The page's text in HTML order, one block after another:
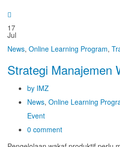
17
Jul
News, Online Learning Program,
Strategi Manajemen
by IMZ
News, Online Learning
Event
0 comment